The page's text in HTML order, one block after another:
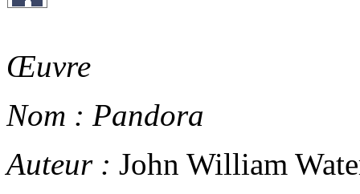
Œuvre
Nom : Pandora
Auteur : John William